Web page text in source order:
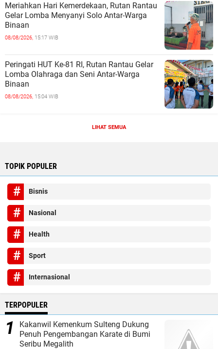
Meriahkan Hari Kemerdekaan, Rutan Rantau
Gelar Lomba Menyanyi Solo Antar-Warga
Binaan
08/08/2026, 15:17 WIB
Peringati HUT Ke-81 RI, Rutan Rantau Gelar
Lomba Olahraga dan Seni Antar-Warga
Binaan
08/08/2026, 15:04 WIB
LIHAT SEMUA
TOPIK POPULER
Bisnis
Nasional
Health
Sport
Internasional
TERPOPULER
Kakanwil Kemenkum Sulteng Dukung
Penuh Pengembangan Karate di Bumi
Seribu Megalith